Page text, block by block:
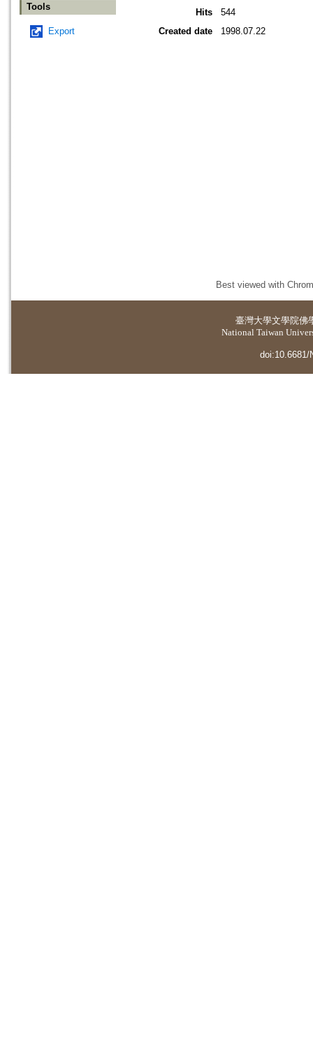
Tools
Export
Hits
544
Created date
1998.07.22
Best viewed with
臺灣大學文學院佛
National Taiwan
doi:10.6681/